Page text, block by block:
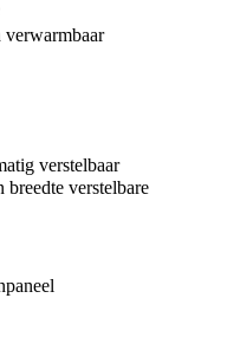
verwarmbaar
verstelbaar
breedte verstelbare